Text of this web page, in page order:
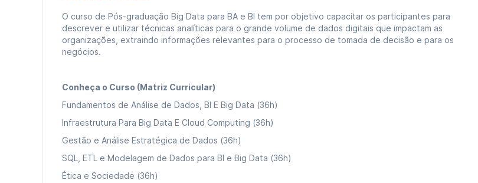
O curso de Pós-graduação Big Data para BA e BI tem por objetivo capacitar os participantes para
descrever e utilizar técnicas analíticas para o grande volume de dados digitais que impactam as
organizações, extraindo informações relevantes para o processo de tomada de decisão e para os
negócios.
Conheça o Curso (Matriz Curricular)
Fundamentos de Análise de Dados, BI E Big Data (36h)
Infraestrutura Para Big Data E Cloud Computing (36h)
Gestão e Análise Estratégica de Dados (36h)
SQL, ETL e Modelagem de Dados para BI e Big Data (36h)
Ética e Sociedade (36h)